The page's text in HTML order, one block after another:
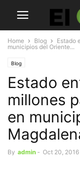
Home Blog
Estado
municipios del Oriente...
Blog
Estado
millones
en
By admin - Oct 20, 2016